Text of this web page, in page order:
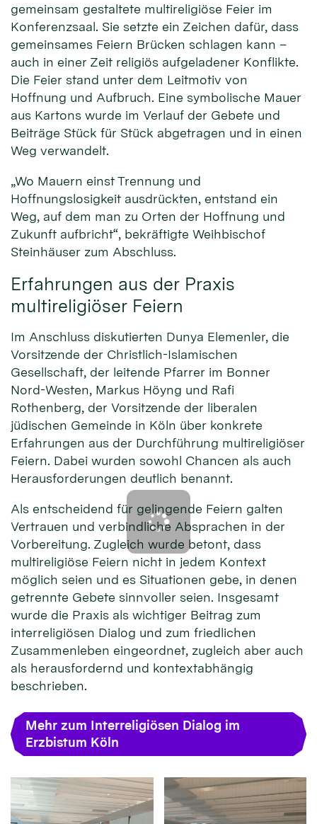
gemeinsam gestaltete multireligiöse Feier im
Konferenzsaal. Sie setzte ein Zeichen dafür, dass
gemeinsames Feiern Brücken schlagen kann –
auch in einer Zeit religiös aufgeladener Konflikte.
Die Feier stand unter dem Leitmotiv von
Hoffnung und Aufbruch. Eine symbolische Mauer
aus Kartons wurde im Verlauf der Gebete und
Beiträge Stück für Stück abgetragen und in einen
Weg verwandelt.
„Wo Mauern einst Trennung und
Hoffnungslosigkeit ausdrückten, entstand ein
Weg, auf dem man zu Orten der Hoffnung und
Zukunft aufbricht“, bekräftigte Weihbischof
Steinhäuser zum Abschluss.
Erfahrungen aus der Praxis
multireligiöser Feiern
Im Anschluss diskutierten Dunya Elemenler, die
Vorsitzende der Christlich-Islamischen
Gesellschaft, der leitende Pfarrer im Bonner
Nord-Westen, Markus Höyng und Rafi
Rothenberg, der Vorsitzende der liberalen
jüdischen Gemeinde in Köln über konkrete
Erfahrungen aus der Durchführung multireligiöser
Feiern. Dabei wurden sowohl Chancen als auch
Herausforderungen deutlich benannt.
Als entscheidend für gelingende Feiern galten
Vertrauen und verbindliche Absprachen in der
Vorbereitung. Zugleich wurde betont, dass
multireligiöse Feiern nicht in jedem Kontext
möglich seien und es Situationen gebe, in denen
getrennte Gebete sinnvoller seien. Insgesamt
wurde die Praxis als wichtiger Beitrag zum
interreligiösen Dialog und zum friedlichen
Zusammenleben eingeordnet, zugleich aber auch
als herausfordernd und kontextabhängig
beschrieben.
Mehr zum Interreligiösen Dialog im
Erzbistum Köln